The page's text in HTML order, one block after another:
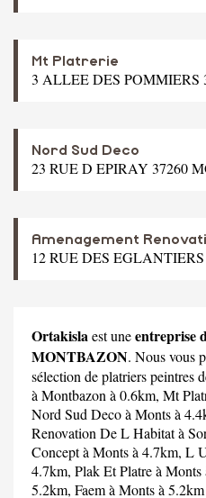
Mt Platrerie
3 ALLEE DES
Nord Sud Deco
23 RUE D EPIRAY 37260
Amenagement
12 RUE DES
Ortakislaest uneentreprise
MONTBAZON. Nous vous
sélection de platriers
à Montbazon à 0.6km, Mt
Nord Sud Decoà Monts à
Renovation De L Habitatà
Conceptà Monts à 4.7km, L
4.7km, Plak Et Platreà Monts
5.2km, Faemà Monts à